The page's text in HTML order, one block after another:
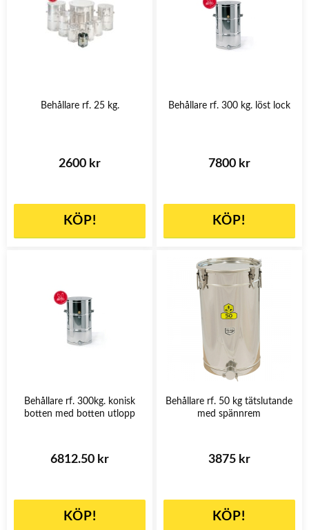
Behållare rf. 25 kg.
2600 kr
KÖP!
Behållare rf. 300 kg. löst lock
7800 kr
KÖP!
Behållare rf. 300kg. konisk
botten med botten utlopp
6812.50 kr
KÖP!
Behållare rf. 50 kg tätslutande
med spännrem
3875 kr
KÖP!